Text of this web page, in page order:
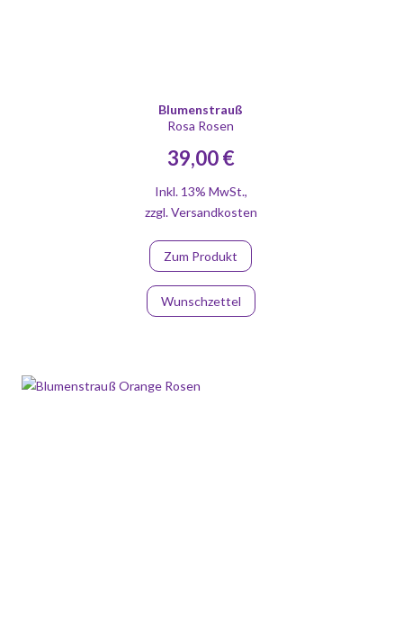
Blumenstrauß
Rosa Rosen
39,00 €
Inkl. 13% MwSt.,
zzgl.Versandkosten
Zum Produkt
Wunschzettel